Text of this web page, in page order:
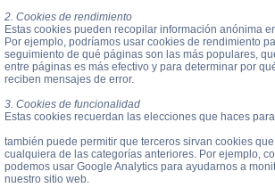
2. Cookies de rendimiento
Estas cookies pueden recopilar información anónima
Por ejemplo, podríamos usar cookies de rendimiento
seguimiento de qué páginas son las más populares,
entre páginas es más efectivo y para determinar por
reciben mensajes de error.
3. Cookies de funcionalidad
Estas cookies recuerdan las elecciones que haces
también puede permitir que terceros sirvan cookies
cualquiera de las categorías anteriores. Por ejemplo,
podemos usar Google Analytics para ayudarnos a
nuestro sitio web.